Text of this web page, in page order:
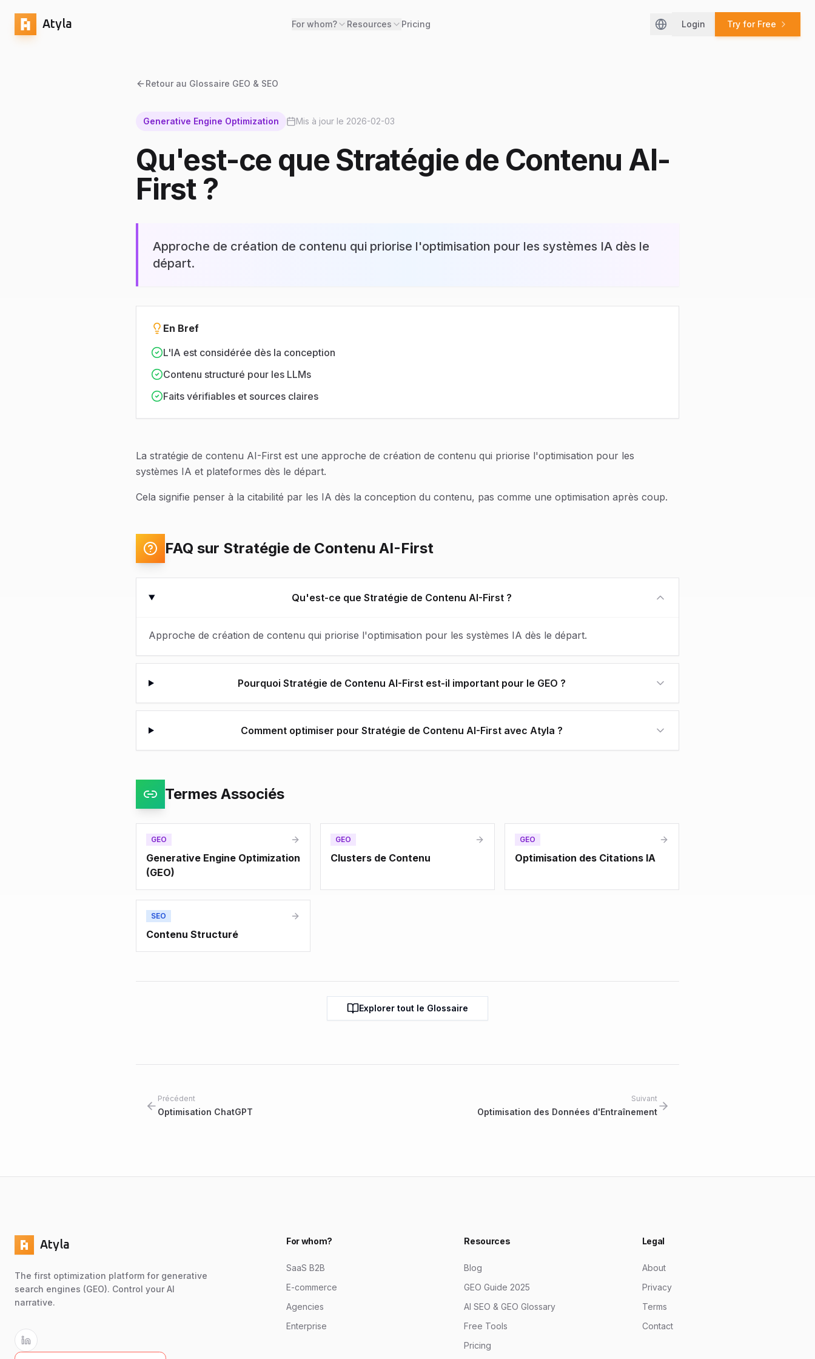
Atyla For whom? Resources Pricing Change language / Changer de
Login Try for Free
Retour au Glossaire GEO & SEO
Generative Engine Optimization Mis à jour le 2026-02-03
Qu'est-ce que Stratégie de Contenu AI-
First ?
Approche de création de contenu qui priorise l'optimisation pour les systèmes IA dès le
départ.
En Bref
L'IA est considérée dès la conception
Contenu structuré pour les LLMs
Faits vérifiables et sources claires
La stratégie de contenu AI-First est une approche de création de contenu qui priorise l'optimisation pour les
systèmes IA et plateformes dès le départ.
Cela signifie penser à la citabilité par les IA dès la conception du contenu, pas comme une optimisation après coup.
FAQ sur Stratégie de Contenu AI-First
Qu'est-ce que Stratégie de Contenu AI-First ?
Approche de création de contenu qui priorise l'optimisation pour les systèmes IA dès le départ.
Pourquoi Stratégie de Contenu AI-First est-il important pour le GEO ?
Comment optimiser pour Stratégie de Contenu AI-First avec Atyla ?
Termes Associés
GEO
Generative Engine Optimization
(GEO)
GEO
Clusters de Contenu
GEO
Optimisation des Citations IA
SEO
Contenu Structuré
Explorer tout le Glossaire
Précédent
Optimisation ChatGPT
Suivant
Optimisation des Données d'Entraînement
Atyla
The first optimization platform for generative
search engines (GEO). Control your AI
narrative.
For whom?
SaaS B2B
E-commerce
Agencies
Enterprise
Resources
Blog
GEO Guide 2025
AI SEO & GEO Glossary
Free Tools
Pricing
Legal
About
Privacy
Terms
Contact